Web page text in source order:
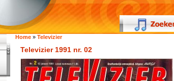
Home » Televizier
Televizier 1991 nr. 02